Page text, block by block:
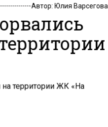
Автор:Юлия Варсегова